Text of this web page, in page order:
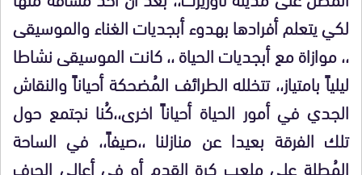
لكي يتعلم أفرادها بهدوء أبجديات الغناء والموسيقى
،، موازاة مع أبجديات الحياة ،، كانت الموسيقى نشاطا
ليلياً بامتياز،، تتخلله الطرائف المُضحكة أحياناً والنقاش
الجدي في أمور الحياة أحياناً اخرى،،كُنا نجتمع حول
تلك الفرقة بعيدا عن منازلنا ،،صيفاً،، في الساحة
المُطلة على ملعب كرة القدم أو في أعالي الجرف